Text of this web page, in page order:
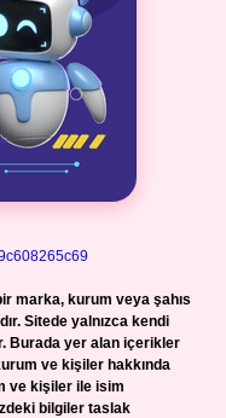
marka, kurum veya şahıs
Sitede yalnızca kendi
Burada yer alan içerikler
ve kişiler hakkında
ve kişiler ile isim
bilgiler taslak